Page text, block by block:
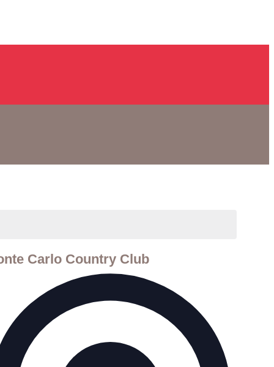
Carlo Country Club